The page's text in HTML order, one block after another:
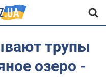
трупы
озеро -